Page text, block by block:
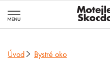
Úvod Bystré oko